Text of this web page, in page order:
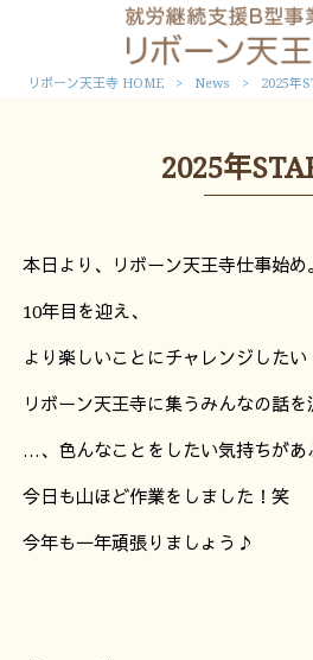
リボーン天王寺 HOME > News > 2025年
2025年
本日より、リボーン天王寺仕事始め。
10年目を迎え、
より楽しいことにチャレンジしたい
リボーン天王寺に集うみんなの話を
…、色んなことをしたい気持ちがあ
今日も山ほど作業をしました！笑
今年も一年頑張りましょう♪